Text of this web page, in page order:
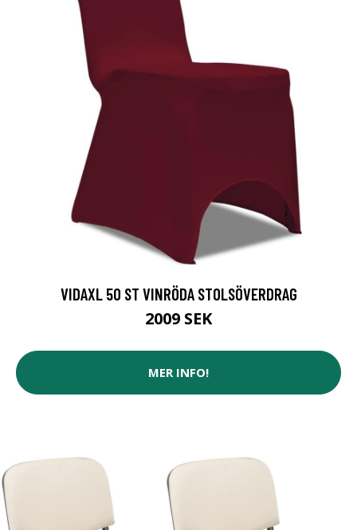
VIDAXL 50 ST VINRÖDA STOLSÖVERDRAG
2009 SEK
MER INFO!